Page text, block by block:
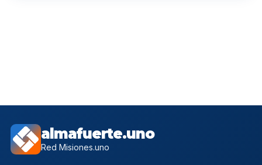
almafuerte.uno
Red Misiones.uno